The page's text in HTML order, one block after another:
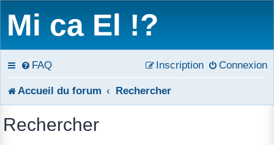
Mi ca El !?
FAQ Connexion
Inscription
Accueil du forum Rechercher
Rechercher